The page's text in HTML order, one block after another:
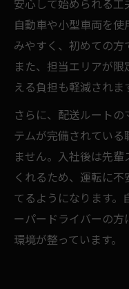
自動車や小型車両を
みやすく、初めての方
また、担当エリアが
える負担も軽減されま
さらに、配送ルート
テムが完備されている
ません。入社後は先
くれるため、運転に
てるようになります。
ーパードライバーの
環境が整っています。